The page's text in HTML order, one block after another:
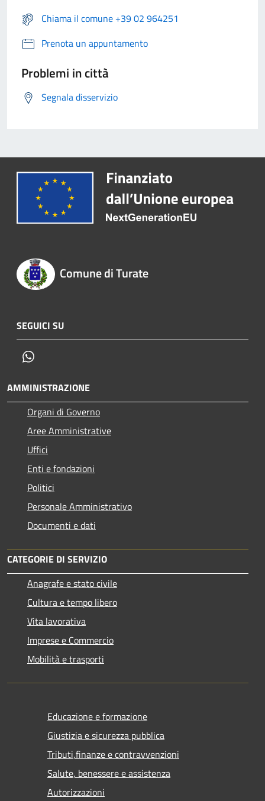
Chiama il comune +39 02 964251
Prenota un appuntamento
Problemi in città
Segnala disservizio
Comune di Turate
SEGUICI SU
AMMINISTRAZIONE
Organi di Governo
Aree Amministrative
Uffici
Enti e fondazioni
Politici
Personale Amministrativo
Documenti e dati
CATEGORIE DI SERVIZIO
Anagrafe e stato civile
Cultura e tempo libero
Vita lavorativa
Imprese e Commercio
Mobilità e trasporti
Educazione e formazione
Giustizia e sicurezza pubblica
Tributi,finanze e contravvenzioni
Salute, benessere e assistenza
Autorizzazioni